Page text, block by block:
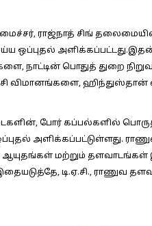
ராஜ்நாத் சிங்
ஒப்புதல் அளிக்கப்பட்டது.இதன்
நாட்டின் பொதுத் துறை
விமானங்களை,
போர் கப்பல்களில்
அளிக்கப்பட்டுள்ளது.
மற்றும் தளவாடங்கள்
டி.ஏ.சி., ராணுவ